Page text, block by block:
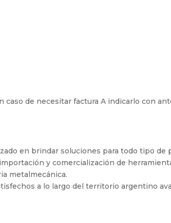
caso de necesitar factura A indicarlo con
en brindar soluciones para todo tipo de
y comercialización de
metalmecánica.
a lo largo del territorio argentino